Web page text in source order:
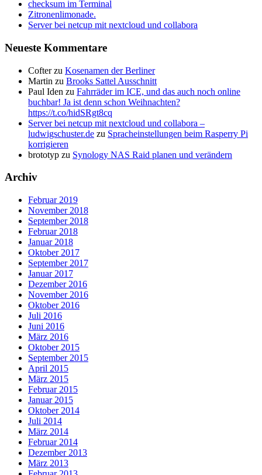
checksum im Terminal
Zitronenlimonade.
Server bei netcup mit nextcloud und collabora
Neueste Kommentare
Cofterzu Kosenamen der Berliner
Martin zu Brooks Sattel Ausschnitt
Paul Iden zu Fahrräder im ICE, und das auch noch online
buchbar! Ja ist denn schon Weihnachten?
https://t.co/hidSRgt8cq
Server bei netcup mit nextcloud und collabora –
ludwigschuster.de zu Spracheinstellungen beim Rasperry Pi
korrigieren
brototyp zu Synology NAS Raid planen und verändern
Archiv
Februar 2019
November 2018
September 2018
Februar 2018
Januar 2018
Oktober 2017
September 2017
Januar 2017
Dezember 2016
November 2016
Oktober 2016
Juli 2016
Juni 2016
März 2016
Oktober 2015
September 2015
April 2015
März 2015
Februar 2015
Januar 2015
Oktober 2014
Juli 2014
März 2014
Februar 2014
Dezember 2013
März 2013